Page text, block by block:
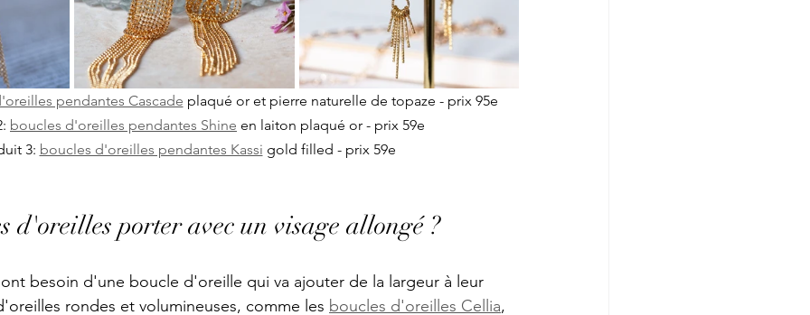
pendantes Cascade plaqué or et pierre naturelle de topaze - prix 95e
boucles d'oreilles pendantes Shine en laiton plaqué or - prix 59e
3: boucles d'oreilles pendantes Kassi gold filled - prix 59e
d'oreilles porter avec un visage allongé ?
besoin d'une boucle d'oreille qui va ajouter de la largeur à leur
rondes et volumineuses, comme les boucles d'oreilles Cellia,